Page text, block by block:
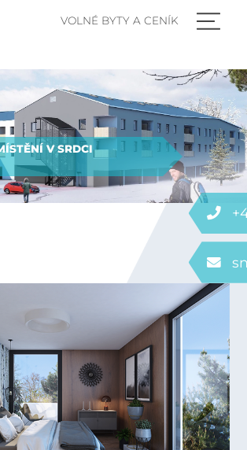
VOLNÉ BYTY A CENÍK
V SRDCI